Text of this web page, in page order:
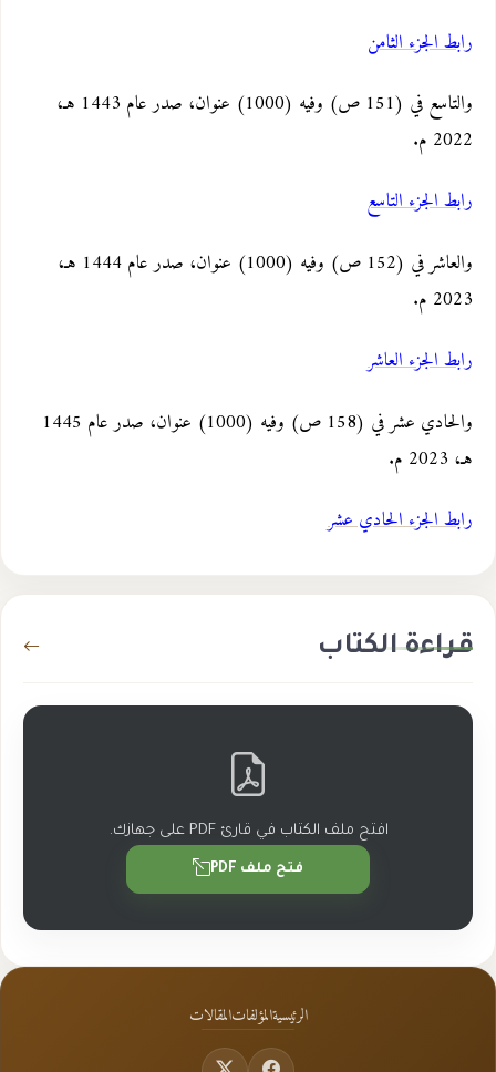
رابط الجزء الثامن
والتاسع في (151 ص) وفيه (1000) عنوان، صدر عام 1443 هـ،
2022 م .
رابط الجزء التاسع
والعاشر في (152 ص) وفيه (1000) عنوان، صدر عام 1444 هـ،
2023 م .
رابط الجزء العاشر
والحادي عشر في (158 ص) وفيه (1000) عنوان، صدر عام 1445
هـ، 2023 م
.
رابط الجزء الحادي عشر
قراءة الكتاب
افتح ملف الكتاب في قارئ PDF على جهازك.
فتح ملف PDF
الرئيسيةالمؤلفاتالمقالات